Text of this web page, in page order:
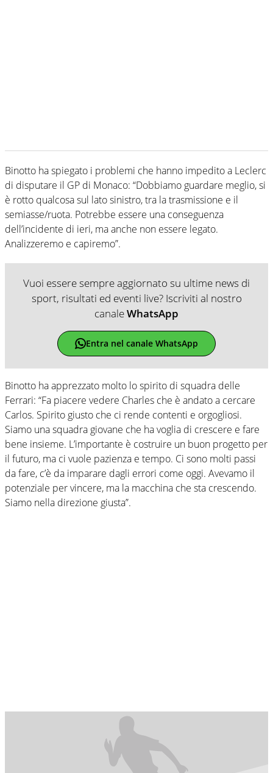
Binotto ha spiegato i problemi che hanno impedito a Leclerc
di disputare il GP di Monaco: “Dobbiamo guardare meglio, si
è rotto qualcosa sul lato sinistro, tra la trasmissione e il
semiasse/ruota. Potrebbe essere una conseguenza
dell’incidente di ieri, ma anche non essere legato.
Analizzeremo e capiremo”.
Vuoi essere sempre aggiornato su ultime news di
sport, risultati ed eventi live? Iscriviti al nostro
canaleWhatsApp
Entra nel canale WhatsApp
Binotto ha apprezzato molto lo spirito di squadra delle
Ferrari: “Fa piacere vedere Charles che è andato a cercare
Carlos. Spirito giusto che ci rende contenti e orgogliosi.
Siamo una squadra giovane che ha voglia di crescere e fare
bene insieme. L’importante è costruire un buon progetto per
il futuro, ma ci vuole pazienza e tempo. Ci sono molti passi
da fare, c’è da imparare dagli errori come oggi. Avevamo il
potenziale per vincere, ma la macchina che sta crescendo.
Siamo nella direzione giusta”.